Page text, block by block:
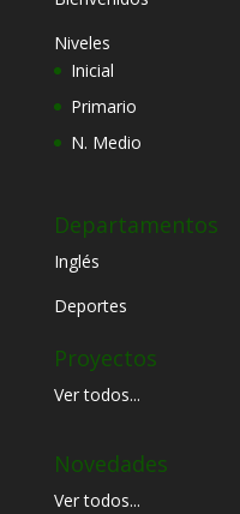
Niveles
Inicial
Primario
N. Medio
Departamentos
Inglés
Deportes
Proyectos
Ver todos...
Novedades
Ver todos...